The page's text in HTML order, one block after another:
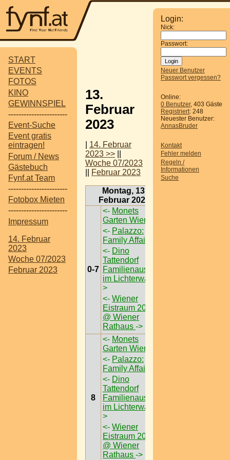
START
EVENTS
FOTOS
KINO
GEWINNSPIEL
-----------------------
Event-Suche
Event gratis
eintragen!
Forum / News
Gästebuch
Fynf.at Team
-----------------------
Fotobox Mieten
-----------------------
Impressum
14. Februar
2023
Woche 07/2023
Februar 2023
Login:
Nick:
Passwort:
Neuer Benutzer
Passwort vergessen?
Online:
0 Benutzer, 403 Gäste
Registriert: 248
Neuester Benutzer:
AnnasBruder
Kontakt
Fehler melden
Regeln /
Informationen
Suche
13.
Februar
2023
14. Februar
2023 >>
Woche 07/2023
Februar 2023
Montag, 13.
Februar 2023
0-7
<- Monets
Garten Wien
<- Palazzo:
Family Affairs
<- Dino
Tattendorf
Familienausflug
im Lichterwald
>
<- Wiener
Eistraum 2023
@ Wiener
Rathaus ->
8
<- Monets
Garten Wien
<- Palazzo:
Family Affairs
<- Dino
Tattendorf
Familienausflug
im Lichterwald
>
<- Wiener
Eistraum 2023
@ Wiener
Rathaus ->